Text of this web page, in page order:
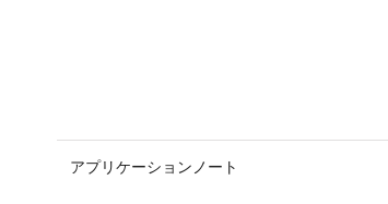
アプリケーションノート